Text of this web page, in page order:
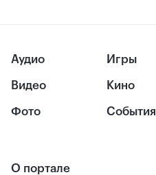
Аудио
Видео
Фото
Игры
Кино
События
О портале